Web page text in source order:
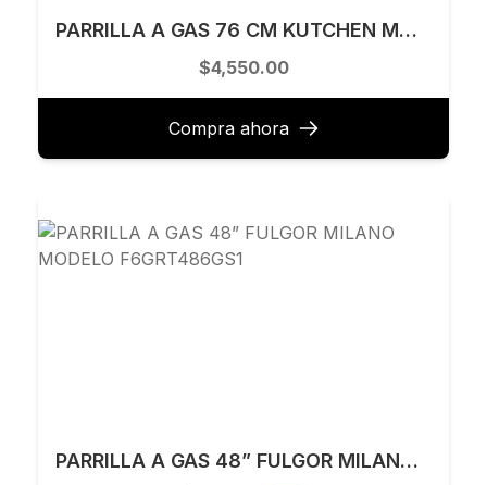
PARRILLA A GAS 76 CM KUTCHEN MODELO KPG57176S
$4,550.00
Compra ahora
PARRILLA A GAS 48” FULGOR MILANO MODELO F6GRT486GS1